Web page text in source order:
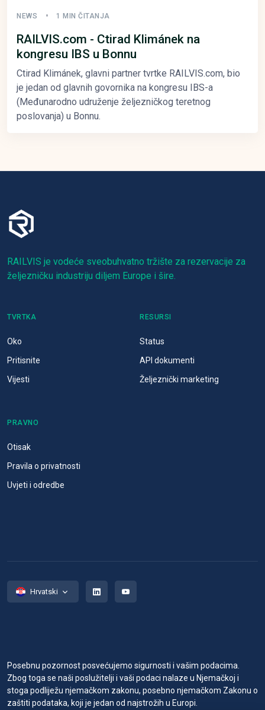
NEWS 1 MIN ČITANJA
RAILVIS.com - Ctirad Klimánek na
kongresu IBS u Bonnu
Ctirad Klimánek, glavni partner tvrtke RAILVIS.com, bio
je jedan od glavnih govornika na kongresu IBS-a
(Međunarodno udruženje željezničkog teretnog
poslovanja) u Bonnu.
RAILVIS je vodeće sveobuhvatno tržište za rezervacije za
željezničku industriju diljem Europe i šire.
TVRTKA
Oko
Pritisnite
Vijesti
RESURSI
Status
API dokumenti
Željeznički marketing
PRAVNO
Otisak
Pravila o privatnosti
Uvjeti i odredbe
Hrvatski
Posebnu pozornost posvećujemo sigurnosti i vašim podacima.
Zbog toga se naši poslužitelji i vaši podaci nalaze u Njemačkoj i
stoga podliježu njemačkom zakonu, posebno njemačkom Zakonu o
zaštiti podataka, koji je jedan od najstrožih u Europi.